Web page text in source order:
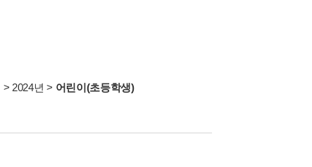
> 2024년 > 어린이(초등학생)